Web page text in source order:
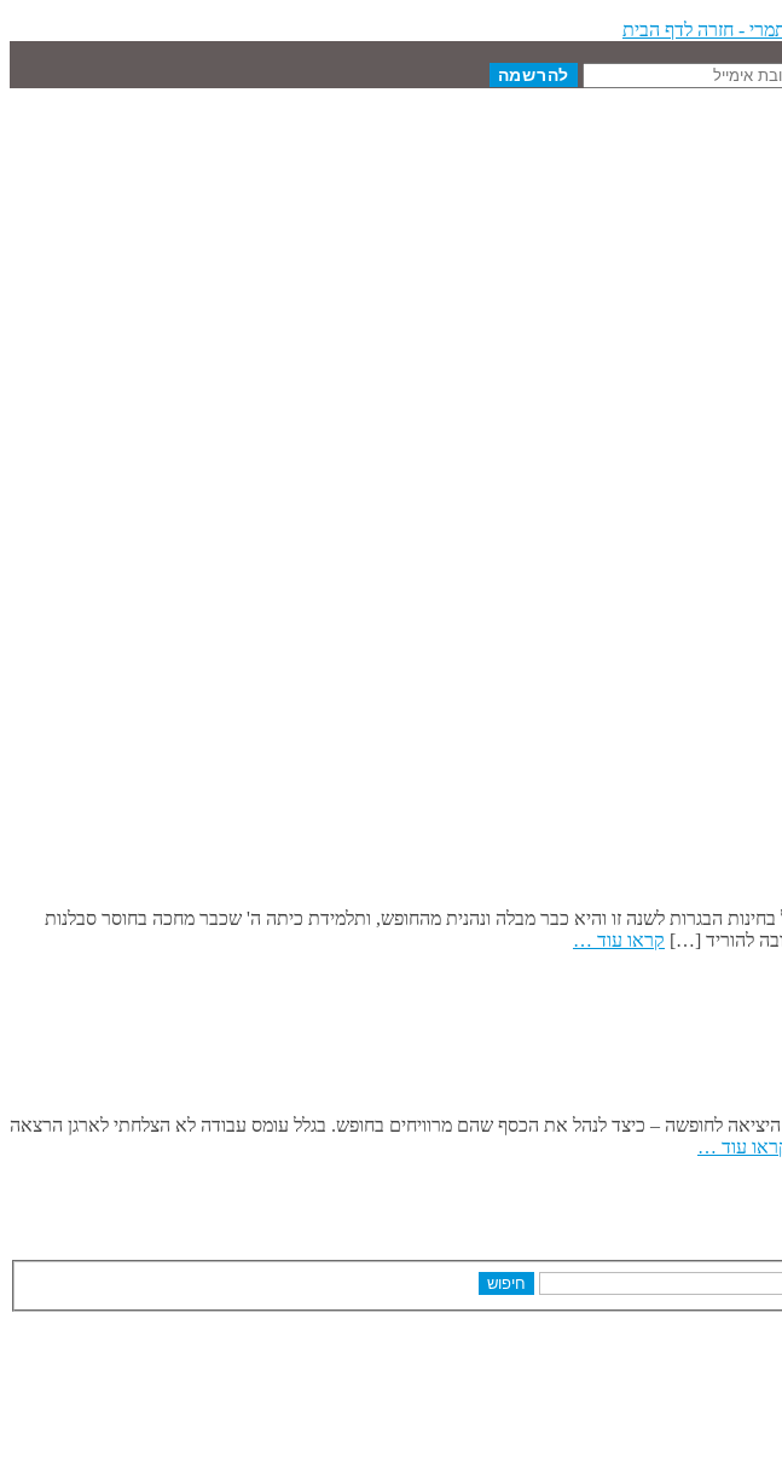
הבגרות לשנה זו והיא כבר מבלה ונהנית מהחופש, ותלמידת כיתה ה' שכבר מחכה בחוסר סבלנות
להוריד […] קראו עוד …
לחופשה – כיצד לנהל את הכסף שהם מרוויחים בחופש. בגלל עומס עבודה לא הצלחתי לארגן הרצאה
עוד …
חיפוש